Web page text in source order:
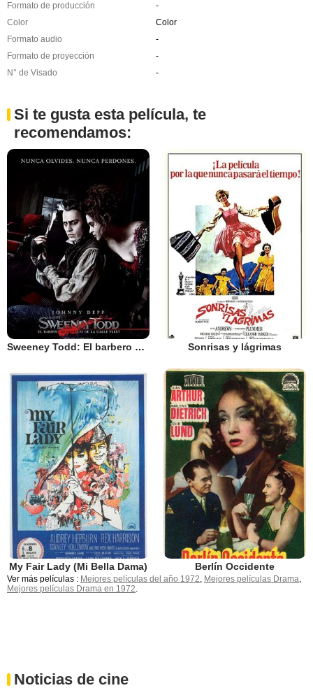
Formato de producción
-
Color
Color
Formato audio
-
Formato de proyección
-
N° de Visado
-
Si te gusta esta película, te
recomendamos:
Sweeney Todd: El barbero diabólico de la calle Fleet Sonrisas y lágrimas
My Fair Lady (Mi Bella Dama) Berlín Occidente
Ver más películas : Mejores películas del año 1972 Mejores películas Drama
Mejores películas Drama en 1972
Noticias de cine